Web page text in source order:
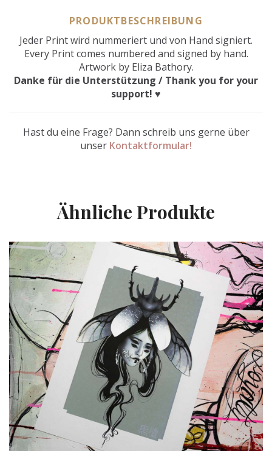
PRODUKTBESCHREIBUNG
Jeder Print wird nummeriert und von Hand signiert.
Every Print comes numbered and signed by hand.
Artwork by Eliza Bathory.
Danke für die Unterstützung / Thank you for your
support! ♥
Hast du eine Frage? Dann schreib uns gerne über
unser Kontaktformular!
Ähnliche Produkte